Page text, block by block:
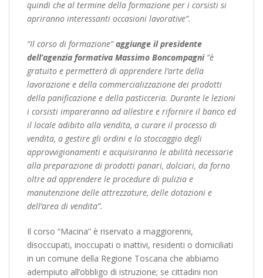
quindi che al termine della formazione per i corsisti si
apriranno interessanti occasioni lavorative”.
“Il corso di formazione”aggiunge il presidente
dell’agenzia formativa Massimo Boncompagni“è
gratuito e permetterà di apprendere l’arte della
lavorazione e della commercializzazione dei prodotti
della panificazione e della pasticceria. Durante le lezioni
i corsisti impareranno ad allestire e rifornire il banco ed
il locale adibito alla vendita, a curare il processo di
vendita, a gestire gli ordini e lo stoccaggio degli
approvvigionamenti e acquisiranno le abilità necessarie
alla preparazione di prodotti panari, dolciari, da forno
oltre ad apprendere le procedure di pulizia e
manutenzione delle attrezzature, delle dotazioni e
dell’area di vendita”.
Il corso “Macina” è riservato a maggiorenni,
disoccupati, inoccupati o inattivi, residenti o domiciliati
in un comune della Regione Toscana che abbiamo
adempiuto all’obbligo di istruzione; se cittadini non